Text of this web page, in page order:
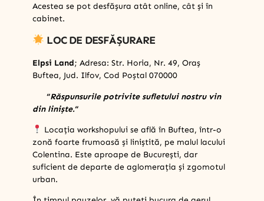
Acestea se pot desfășura atât online, cât și în
cabinet.
LOC DE DESFĂȘURARE
Elpsi Land; Adresa: Str. Horia, Nr. 49, Oraș
Buftea, Jud. Ilfov, Cod Poștal 070000
“Răspunsurile potrivite sufletului nostru vin
din liniște.“
Locația workshopului se află în Buftea, într-o
zonă foarte frumoasă și liniștită, pe malul lacului
Colentina. Este aproape de București, dar
suficient de departe de aglomerația și zgomotul
urban.